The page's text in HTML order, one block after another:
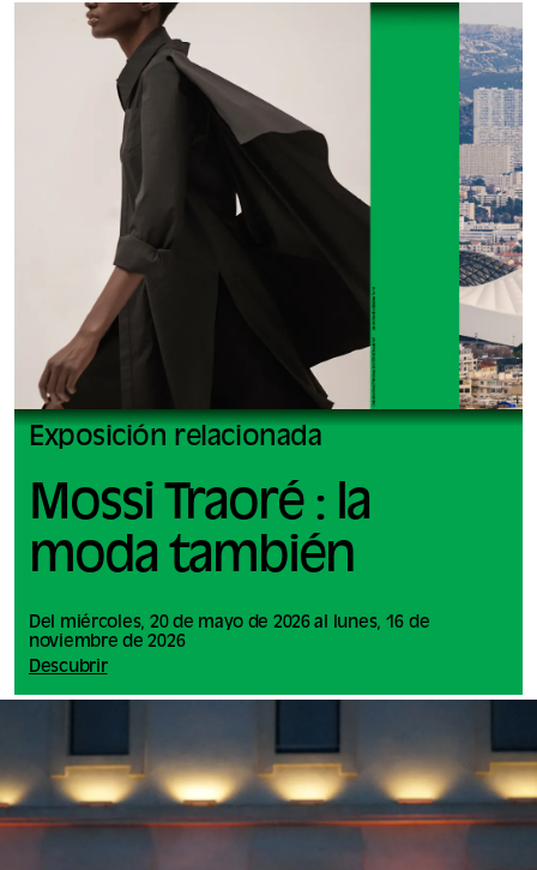
Exposición relacionada
Mossi Traoré : la
moda también
Del miércoles, 20 de mayo de 2026 al lunes, 16 de
noviembre de 2026
Descubrir